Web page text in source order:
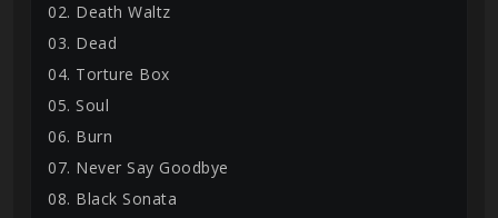
02. Death Waltz
03. Dead
04. Torture Box
05. Soul
06. Burn
07. Never Say Goodbye
08. Black Sonata